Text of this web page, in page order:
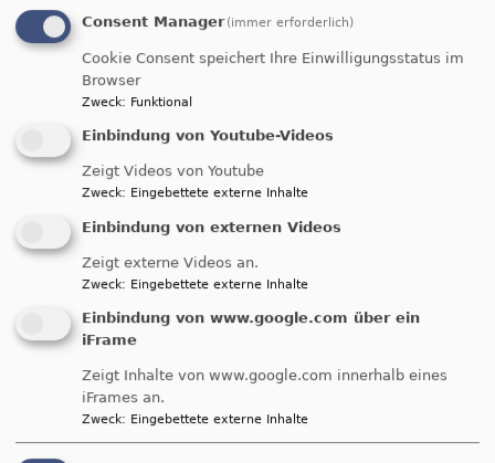
beschrieben. Doch droht dabei der Blick blind zu
werden für gewaltminimierende Auswege aus
Konflikten. Wie kann es gelingen, die Möglichkeit
für Frieden in den Blick zu bekommen und eine
Darum geht es beimStudientag Frieden am
9.11.2024 von 10-16 Uhr im
Der Theologe und PsychologeStefan Seidel
weist mit seinem Essay "Entfeindet Euch!
Auswege aus Spaltung und Gewalt"
Weg. Als Alternative zur militärischen
Verfeindungslogik bekommt dabei die
Bergpredigt Jesu mit ihrer "Entfeindungsliebe" (P.
Lapide) aktuelle Bedeutung. Seine Impulse
werden in Beziehung gesetzt zu Beispielen
praktischer Friedensarbeit.
Consent Manager (immer erforderlich)
Cookie Consent speichert Ihre Einwilligungsstatus im
Browser
Zweck: Funktional
Einbindung von Youtube-Videos
Zeigt Videos von Youtube
Zweck: Eingebettete externe Inhalte
Einbindung von externen Videos
Zeigt externe Videos an.
Zweck: Eingebettete externe Inhalte
Einbindung von www.google.com über ein
iFrame
Zeigt Inhalte von www.google.com innerhalb eines
iFrames an.
Zweck: Eingebettete externe Inhalte